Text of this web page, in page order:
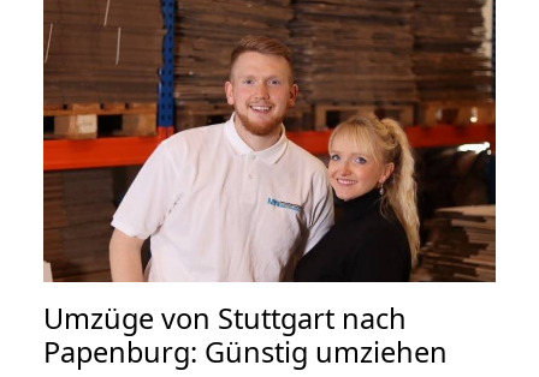
Umzüge von Stuttgart nach
Papenburg: Günstig umziehen